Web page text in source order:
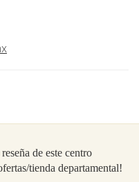
de este centro
tienda departamental!